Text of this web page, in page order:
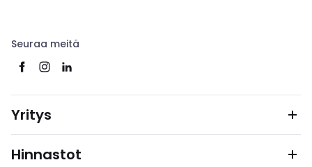
Seuraa meitä
Yritys
Hinnastot